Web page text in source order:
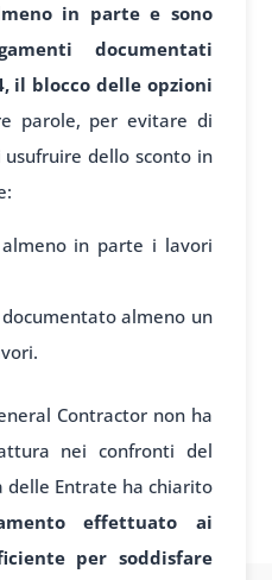
in parte e sono
documentati
il blocco delle opzioni
parole, per evitare di
dello sconto in
in parte i lavori
almeno un
Contractor non ha
nei confronti del
delle Entrate ha chiarito
effettuato ai
per soddisfare